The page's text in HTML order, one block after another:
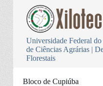
Universidade Federal
de Ciências Agrárias |
Florestais
Bloco de Cupiúba